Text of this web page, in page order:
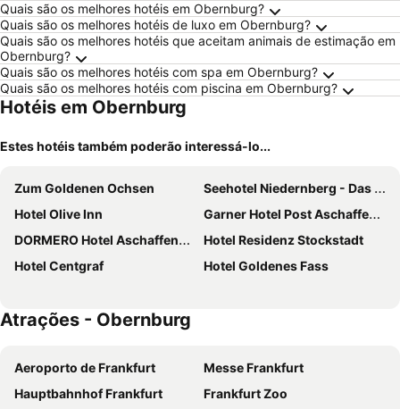
Quais são os melhores hotéis em Obernburg?
Quais são os melhores hotéis de luxo em Obernburg?
Quais são os melhores hotéis que aceitam animais de estimação em
Obernburg?
Quais são os melhores hotéis com spa em Obernburg?
Quais são os melhores hotéis com piscina em Obernburg?
Hotéis em Obernburg
Estes hotéis também poderão interessá-lo...
Zum Goldenen Ochsen
Seehotel Niedernberg - Das Dorf am See
Hotel Olive Inn
Garner Hotel Post Aschaffenburg by IHG
DORMERO Hotel Aschaffenburg
Hotel Residenz Stockstadt
Hotel Centgraf
Hotel Goldenes Fass
Atrações - Obernburg
Aeroporto de Frankfurt
Messe Frankfurt
Hauptbahnhof Frankfurt
Frankfurt Zoo